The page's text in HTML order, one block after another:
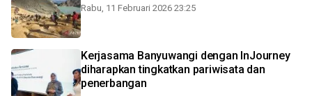
Rabu, 11 Februari 2026 23:25
Kerjasama Banyuwangi dengan InJourney
diharapkan tingkatkan pariwisata dan
penerbangan